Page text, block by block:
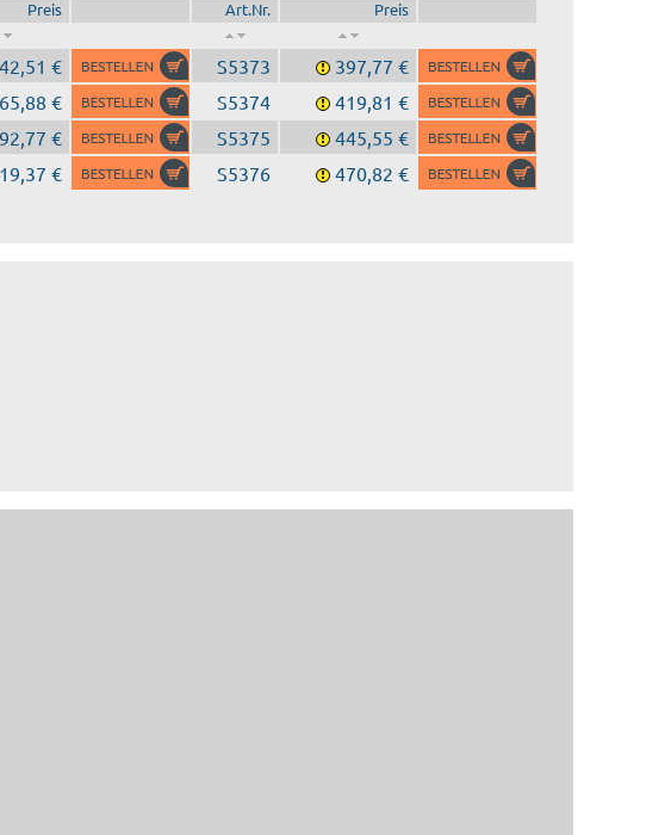
Preis Art.Nr. Preis
€ S5373
397,77 €
€ S5374
419,81 €
€ S5375
445,55 €
€ S5376
470,82 €